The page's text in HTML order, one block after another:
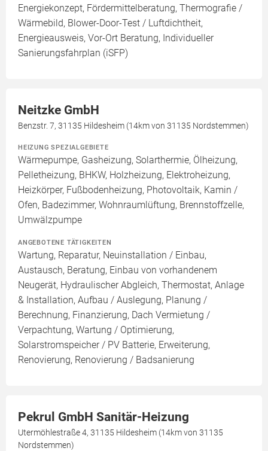
Energiekonzept, Fördermittelberatung, Thermografie /
Wärmebild, Blower-Door-Test / Luftdichtheit,
Energieausweis, Vor-Ort Beratung, Individueller
Sanierungsfahrplan (iSFP)
Neitzke GmbH
Benzstr. 7, 31135 Hildesheim (14km von 31135 Nordstemmen)
HEIZUNG SPEZIALGEBIETE
Wärmepumpe, Gasheizung, Solarthermie, Ölheizung,
Pelletheizung, BHKW, Holzheizung, Elektroheizung,
Heizkörper, Fußbodenheizung, Photovoltaik, Kamin /
Ofen, Badezimmer, Wohnraumlüftung, Brennstoffzelle,
Umwälzpumpe
ANGEBOTENE TÄTIGKEITEN
Wartung, Reparatur, Neuinstallation / Einbau,
Austausch, Beratung, Einbau von vorhandenem
Neugerät, Hydraulischer Abgleich, Thermostat, Anlage
& Installation, Aufbau / Auslegung, Planung /
Berechnung, Finanzierung, Dach Vermietung /
Verpachtung, Wartung / Optimierung,
Solarstromspeicher / PV Batterie, Erweiterung,
Renovierung, Renovierung / Badsanierung
Pekrul GmbH Sanitär-Heizung
Utermöhlestraße 4, 31135 Hildesheim (14km von 31135
Nordstemmen)